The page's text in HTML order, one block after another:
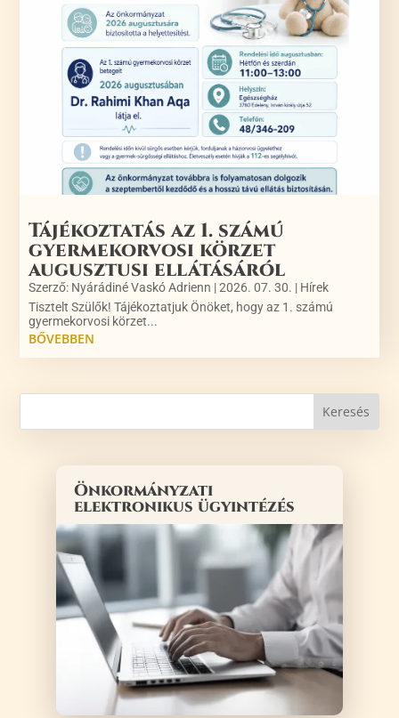
Tájékoztatás az 1. számú
gyermekorvosi körzet
augusztusi ellátásáról
Szerző: Nyárádiné Vaskó Adrienn |2026. 07. 30. | Hírek
Tisztelt Szülők! Tájékoztatjuk Önöket, hogy az 1. számú
gyermekorvosi körzet...
BŐVEBBEN
Önkormányzati
elektronikus ügyintézés